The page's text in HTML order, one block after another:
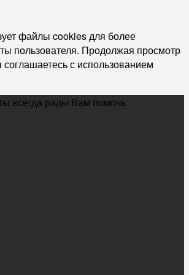
файлы cookies для более
пользователя. Продолжая просмотр
с использованием
всегда рады Вам помочь